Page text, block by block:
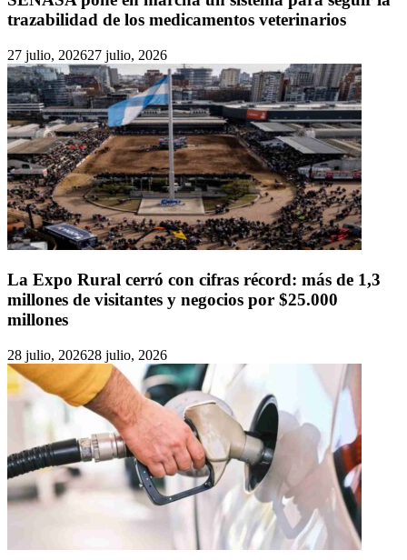
trazabilidad de los medicamentos veterinarios
27 julio, 202627 julio, 2026
La Expo Rural cerró con cifras récord: más de 1,3
millones de visitantes y negocios por $25.000
millones
28 julio, 202628 julio, 2026